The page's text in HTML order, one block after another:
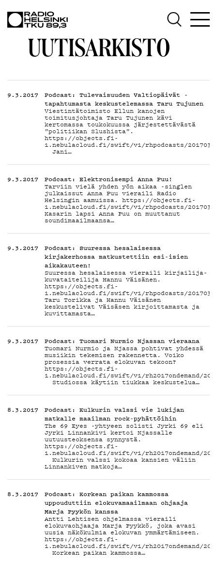
ON-
UUTISARKISTO
9.3.2017
Podcast: Tulevaisuuden Valtiopäivät -
tapahtumasta keskustelemassa Taru Tujunen
Viestintätoimisto Ellun kanojen
toimitusjohtaja Taru Tujunen kävi
kertomassa toukokuussa järjestettävästä
”politiikan Slushista”.
https://objects.fi-
1.nebulacloud.fi/swift/v1/rhpodcasts/
Jani…
9.3.2017 Podcast: Elektronisempi Anna Puu!
Tarviin vielä yhden yön aikaa -singlen
julkaissut Anna Puu vieraili Radio
Helsingin aamuissa. https://objects.fi-
1.nebulacloud.fi/swift/v1/rhpodcasts/
Kasarin lapsi Anna Puu on muuttanut
soundimaailmaansa…
9.3.2017
Podcast: Suuressa hesalaisessa
kirjakerhossa matkustettiin esi-isien
aikakauteen!
Suuressa hesalaisessa vieraili kirjailija-
kuvataiteilija Hannu Väisänen.
https://objects.fi-
1.nebulacloud.fi/swift/v1/rhpodcasts/
Taru Torikka ja Hannu Väisänen
keskustelivat Väisäsen kirjoittamasta ja
kuvittamasta…
9.3.2017 Podcast: Tuomari Nurmio Njassan vieraana
Tuomari Nurmio ja Njassa pohtivat yhdessä
musiikin tekemisen rakennetta. Voiko
prosessia verrata elokuvan tekoon?
https://objects.fi-
1.nebulacloud.fi/swift/v1/rh2017ondemand/
Studiossa käytiin tiukkaa keskustelua…
8.3.2017
Podcast: Kulkurin valssi vie lukijan
matkalle maailman rock-pyhättöihin
The 69 Eyes -yhtyeen solisti Jyrki 69 eli
Jyrki Linnankivi kertoi Njassalle
uutuusteoksensa synnystä.
https://objects.fi-
1.nebulacloud.fi/swift/v1/rh2017ondemand/
Kulkurin valssi kokoaa kansien väliin
Linnankiven matkoja…
8.3.2017
Podcast: Korkean paikan kammossa
uppouduttiin elokuvamaailmaan ohjaaja
Marja Pyykön kanssa
Antti Lehtisen ohjelmassa vieraili
elokuvaohjaaja Marja Pyykkö, joka avasi
uusia näkökulmia elokuvan ymmärtämiseen.
https://objects.fi-
1.nebulacloud.fi/swift/v1/rh2017ondemand/
Korkean paikan kammossa…